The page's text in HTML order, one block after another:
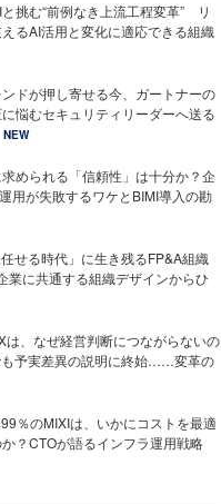
挑む“前例なき上流工程変革” リ
るAI活用と変化に適応できる組織
ドが押し寄せる今、ガートナーの
悩むセキュリティリーダーへ送る
NEW
求められる「信頼性」は十分か？企
用が失敗するワケとBIMI導入の勘
任せる時代」に生き残るFP&A組織
業に共通する組織デザインからひ
は、なぜ経営判断につながらないの
予実差異の説明に終始……変革の
％のMIXIは、いかにコストを最適
？CTOが語るインフラ運用戦略